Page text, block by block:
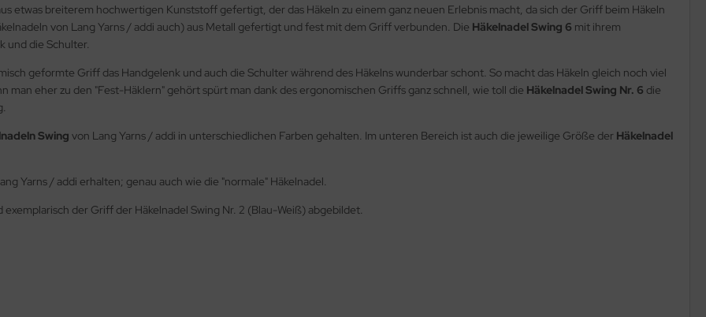
etwas breiterem hochwertigen Kunststoff gefertigt, der das Häkeln zu einem ganz neuen Erlebnis macht, da sich der Griff beim Häkeln
von Lang Yarns / addi auch) aus Metall gefertigt und fest mit dem Griff verbunden. Die Häkelnadel Swing 6 mit ihrem
und die Schulter.
geformte Griff das Handgelenk und auch die Schulter während des Häkelns wunderbar schont. So macht das Häkeln gleich noch viel
man eher zu den "Fest-Häklern" gehört spürt man dank des ergonomischen Griffs ganz schnell, wie toll die Häkelnadel Swing Nr. 6 die
Swing von Lang Yarns / addi in unterschiedlichen Farben gehalten. Im unteren Bereich ist auch die jeweilige Größe der Häkelnadel
Yarns / addi erhalten; genau auch wie die "normale" Häkelnadel.
der Griff der Häkelnadel Swing Nr. 2 (Blau-Weiß) abgebildet.